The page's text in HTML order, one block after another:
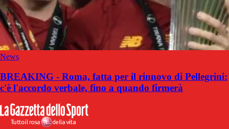
News
BREAKING - Roma, fatta per il rinnovo di Pellegrini:
c'è l'accordo verbale, fino a quando firmerà